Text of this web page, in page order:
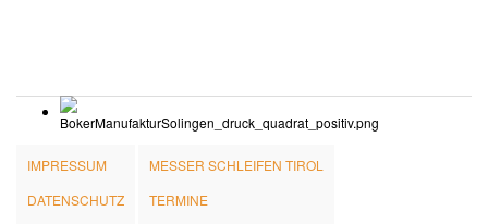
IMPRESSUM
DATENSCHUTZ
MESSER SCHLEIFEN TIROL
TERMINE